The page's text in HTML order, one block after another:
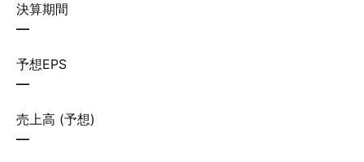
決算期間
—
予想EPS
—
売上高 (予想)
—